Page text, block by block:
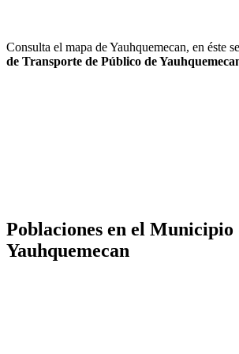
Consulta el mapa de Yauhquemecan, en éste
de Transporte de Público de
Poblaciones en el Municipio
Yauhquemecan